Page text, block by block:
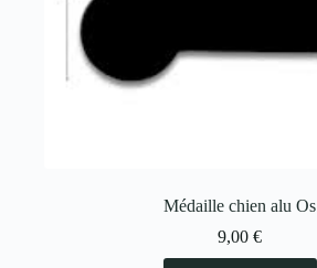
Médaille chien alu Os
9,00€